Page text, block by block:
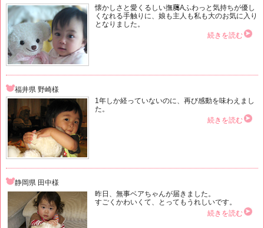
懐かしさと愛くるしい撫﨟Aふわっと気持ちが優し
くなれる手触りに、娘も主人も私も大のお気に入り
となりました。
続きを読む
福井県 野崎様
1年しか経っていないのに、再び感動を味わえまし
た。
続きを読む
静岡県 田中様
昨日、無事ベアちゃんが届きました。
すごくかわいくて、とってもうれしいです。
続きを読む